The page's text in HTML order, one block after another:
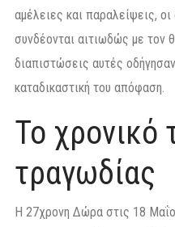
αμέλειες και παραλείψεις,
συνδέονται αιτιωδώς με τον
διαπιστώσεις αυτές
καταδικαστική του απόφαση.
Το χρονικό
τραγωδίας
Η 27χρονη Δώρα στις 18